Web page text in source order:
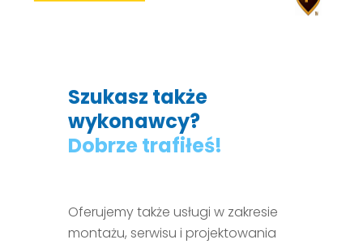
Szukasz także
wykonawcy?
Dobrze trafiłeś!
Oferujemy także usługi w zakresie
montażu, serwisu i projektowania